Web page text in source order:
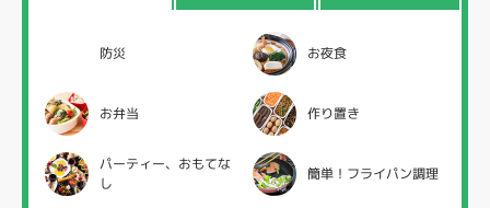
防災 お夜食
お弁当 作り置き
パーティー、おもてな
し
簡単！フライパン調理